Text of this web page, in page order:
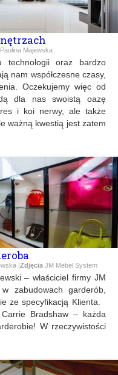
Paulina Majewska
technologii oraz bardzo
nam współczesne czasy,
Oczekujemy więc od
dla nas swoistą oazę
i koi nerwy, ale także
ważną kwestią jest zatem
|Zdjęcia JM Mebel System
– właściciel firmy JM
zabudowach garderób,
ze specyfikacją Klienta.
Bradshaw – każda
W rzeczywistości